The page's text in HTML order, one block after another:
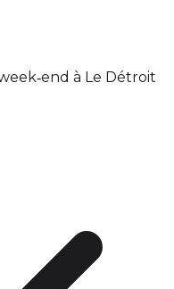
à Le Détroit